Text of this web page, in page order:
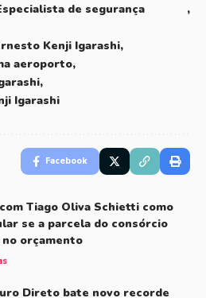
de segurança
Kenji Igarashi
aeroporto
Igarashi
Facebook
Tiago Oliva Schietti como
se a parcela do consórcio
no orçamento
Direto bate novo recorde